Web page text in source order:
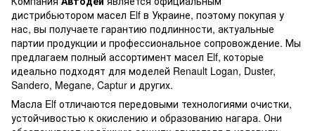
дистрибьютором масел Elf в Украине, поэтому покупая у
нас, вы получаете гарантию подлинности, актуальные
партии продукции и профессиональное сопровождение. Мы
предлагаем полный ассортимент масел Elf, которые
идеально подходят для моделей Renault Logan, Duster,
Sandero, Megane, Captur и других.
Масла Elf отличаются передовыми технологиями очистки,
устойчивостью к окислению и образованию нагара. Они